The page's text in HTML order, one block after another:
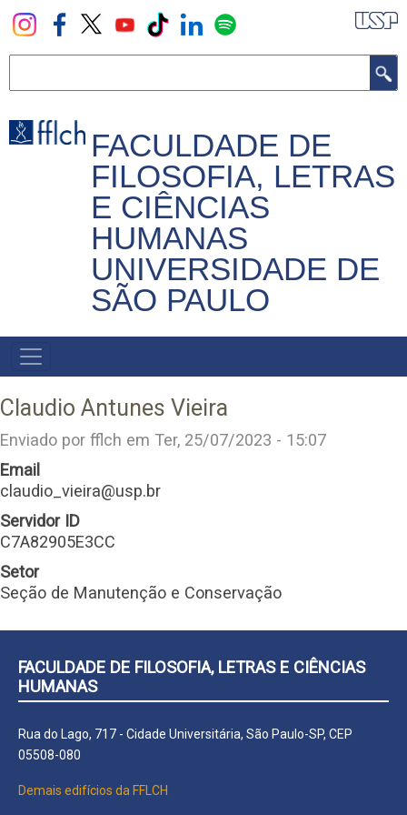
Pular
para
principal
FACULDADE DE
FILOSOFIA, LETRAS
E CIÊNCIAS
HUMANAS
UNIVERSIDADE DE
SÃO PAULO
NAVEGADOR
PRINCIPAL
Claudio Antunes Vieira
Enviado por fflch em Ter, 25/07/2023 - 15:07
Email
claudio_vieira@usp.br
Servidor ID
C7A82905E3CC
Setor
Seção de Manutenção e Conservação
FACULDADE DE FILOSOFIA, LETRAS E CIÊNCIAS
HUMANAS
Rua do Lago, 717 - Cidade Universitária, São Paulo-SP, CEP
05508-080
Demais edifícios da FFLCH